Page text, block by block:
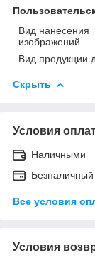
Вид нанесения
изображений
Вид продукции
Скрыть
Условия
Наличными
Безналичный
Все условия
Условия